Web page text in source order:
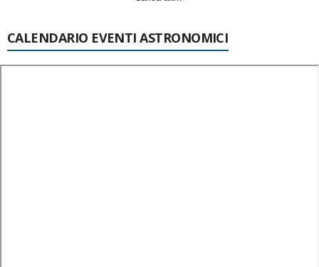
CALENDARIO EVENTI ASTRONOMICI